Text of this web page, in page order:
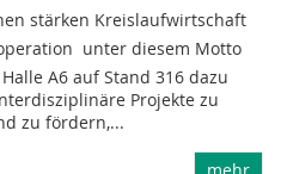
stärken Kreislaufwirtschaft
 unter diesem Motto
A6 auf Stand 316 dazu
Projekte zu
zu fördern,...